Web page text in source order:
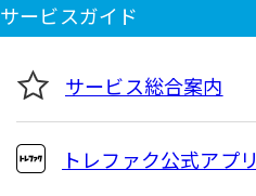
サービスガイド
サービス総合案内
トレファク公式アプリ